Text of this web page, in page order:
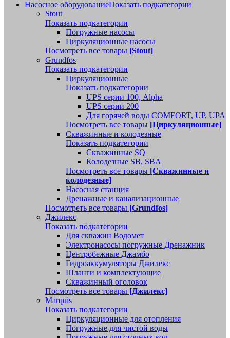
Насосное оборудованиеПоказать подкатегории
Stout
Показать подкатегории
Погружные насосы
Циркуляционные насосы
Посмотреть все товары [Stout]
Grundfos
Показать подкатегории
Циркуляционные
Показать подкатегории
UPS серии 100, Alpha
UPS серии 200
Для горячей воды COMFORT, UP, UPA
Посмотреть все товары [Циркуляционные]
Скважинные и колодезные
Показать подкатегории
Скважинные SQ
Колодезные SB, SBA
Посмотреть все товары [Скважинные и
колодезные]
Насосная станция
Дренажные и канализационные
Посмотреть все товары [Grundfos]
Джилекс
Показать подкатегории
Для скважин Водомет
Электронасосы погружные Дренажник
Центробежные Джамбо
Гидроаккумуляторы Джилекс
Шланги и комплектующие
Скважинный оголовок
Посмотреть все товары [Джилекс]
Marquis
Показать подкатегории
Циркуляционные для отопления
Погружные для чистой воды